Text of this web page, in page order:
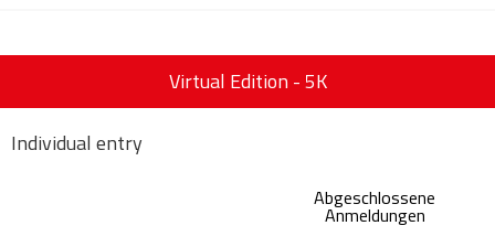
Virtual Edition - 5K
Individual entry
Abgeschlossene
Anmeldungen